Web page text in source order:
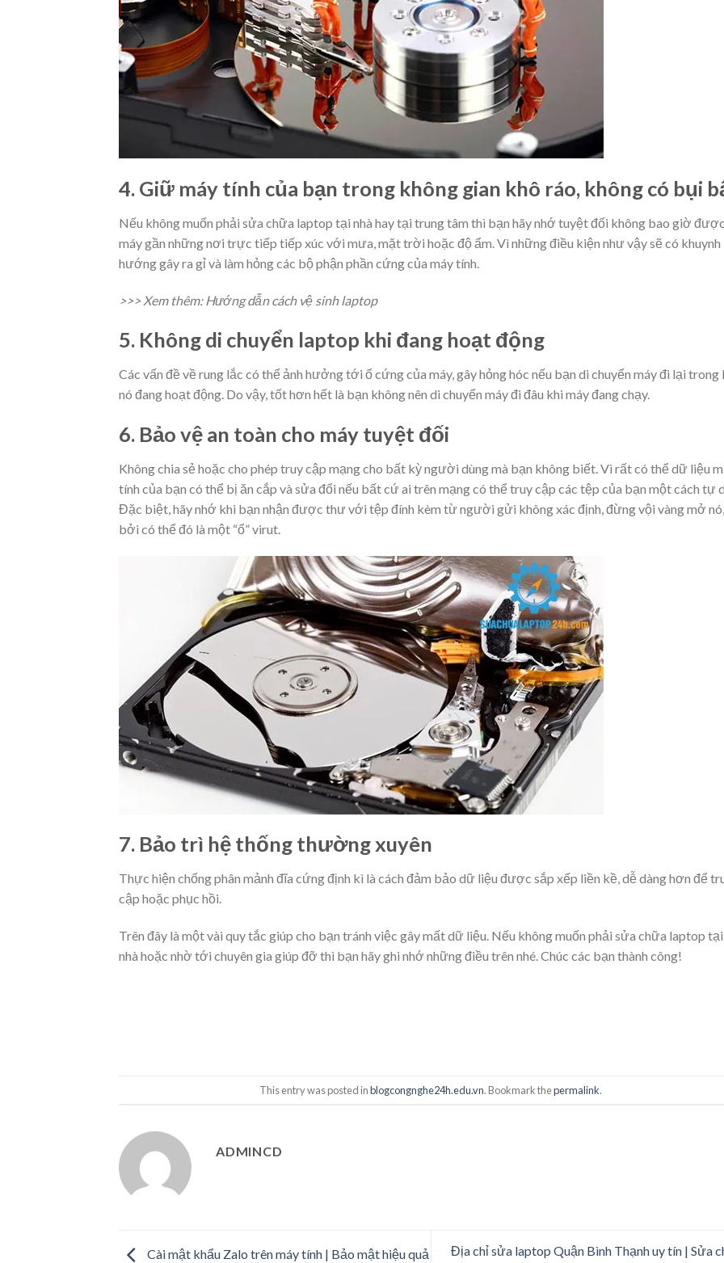
4. Giữ máy tính của bạn trong không gian khô ráo, không có bụi
Nếu không muốn phải sửa chữa laptop tại nhà hay tại trung tâm thì bạn hãy nhớ tuyệt đối không bao giờ
máy gần những nơi trực tiếp tiếp xúc với mưa, mặt trời hoặc độ ẩm. Vì những điều kiện như vậy sẽ có khuynh
hướng gây ra gỉ và làm hỏng các bộ phận phần cứng của máy tính.
>>> Xem thêm: Hướng dẫn cách vệ sinh laptop
5. Không di chuyển laptop khi đang hoạt động
Các vấn đề về rung lắc có thể ảnh hưởng tới ổ cứng của máy, gây hỏng hóc nếu bạn di chuyển máy đi lại trong
nó đang hoạt động. Do vậy, tốt hơn hết là bạn không nên di chuyển máy đi đâu khi máy đang chạy.
6. Bảo vệ an toàn cho máy tuyệt đối
Không chia sẻ hoặc cho phép truy cập mạng cho bất kỳ người dùng mà bạn không biết. Vì rất có thể dữ liệu
tính của bạn có thể bị ăn cắp và sửa đổi nếu bất cứ ai trên mạng có thể truy cập các tệp của bạn một cách tự
Đặc biệt, hãy nhớ khi bạn nhận được thư với tệp đính kèm từ người gửi không xác định, đừng vội vàng mở nó,
bởi có thể đó là một “ổ” virut.
7. Bảo trì hệ thống thường xuyên
Thực hiện chống phân mảnh đĩa cứng định kì là cách đảm bảo dữ liệu được sắp xếp liền kề, dễ dàng hơn để
cập hoặc phục hồi.
Trên đây là một vài quy tắc giúp cho bạn tránh việc gây mất dữ liệu. Nếu không muốn phải sửa chữa laptop tại
nhà hoặc nhờ tới chuyên gia giúp đỡ thì bạn hãy ghi nhớ những điều trên nhé. Chúc các bạn thành công!
This entry was posted inblogcongnghe24h.edu.vn. Bookmark thepermalink.
ADMINCD
Cài mật khẩu Zalo trên máy tính | Bảo mật hiệu quả Địa chỉ sửa laptop Quận Bình Thạnh uy tín | Sửa